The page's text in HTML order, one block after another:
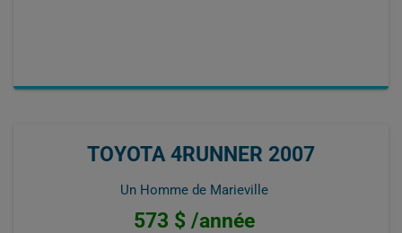
TOYOTA 4RUNNER 2007
Un Homme de Marieville
573 $ /année